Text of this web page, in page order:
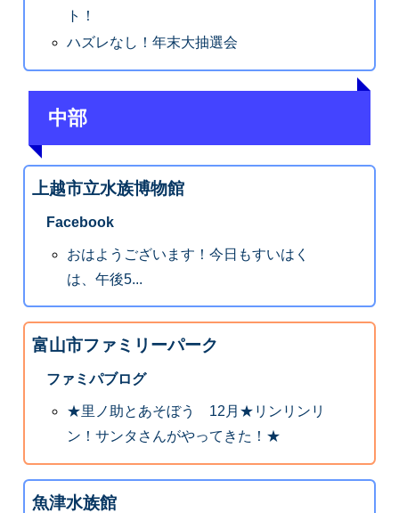
ト！
ハズレなし！年末大抽選会
中部
上越市立水族博物館
Facebook
おはようございます！今日もすいはく
は、午後5...
富山市ファミリーパーク
ファミパブログ
★里ノ助とあそぼう 12月★リンリンリ
ン！サンタさんがやってきた！★
魚津水族館